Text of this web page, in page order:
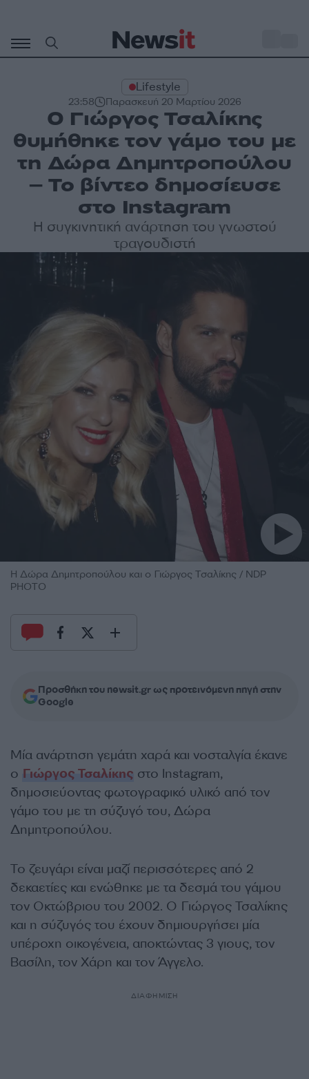
περιεχόμενο
Lifestyle
23:58 Παρασκευή 20 Μαρτίου 2026
Ο Γιώργος Τσαλίκης
θυμήθηκε τον γάμο του με
τη Δώρα Δημητροπούλου
– Το βίντεο δημοσίευσε
στο Instagram
Η συγκινητική ανάρτηση του γνωστού
τραγουδιστή
Η Δώρα Δημητροπούλου και ο Γιώργος Τσαλίκης / NDP
PHOTO
Προσθήκη του newsit.gr ως προτεινόμενη πηγή στην
Google
Μία ανάρτηση γεμάτη χαρά και νοσταλγία έκανε
ο Γιώργος Τσαλίκης στο Instagram,
δημοσιεύοντας φωτογραφικό υλικό από τον
γάμο του με τη σύζυγό του, Δώρα
Δημητροπούλου.
Το ζευγάρι είναι μαζί περισσότερες από 2
δεκαετίες και ενώθηκε με τα δεσμά του γάμου
τον Οκτώβριου του 2002. Ο Γιώργος Τσαλίκης
και η σύζυγός του έχουν δημιουργήσει μία
υπέροχη οικογένεια, αποκτώντας 3 γιους, τον
Βασίλη, τον Χάρη και τον Άγγελο.
ΔΙΑΦΗΜΙΣΗ